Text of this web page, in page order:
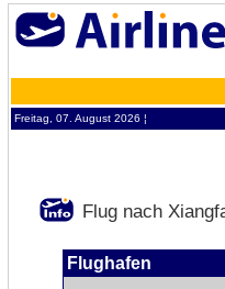
Freitag, 07. August 2026 ¦
Flug nach
Flughafen